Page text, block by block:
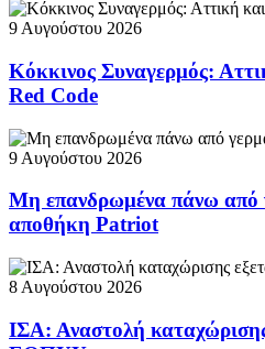
9 Αυγούστου 2026
Κόκκινος Συναγερμός:
Red Code
9 Αυγούστου 2026
Μη επανδρωμένα πάνω από
αποθήκη Patriot
8 Αυγούστου 2026
ΙΣΑ: Αναστολή